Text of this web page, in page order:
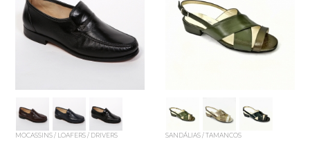
MOCASSINS / LOAFERS / DRIVERS SANDÁLIAS / TAMANCOS